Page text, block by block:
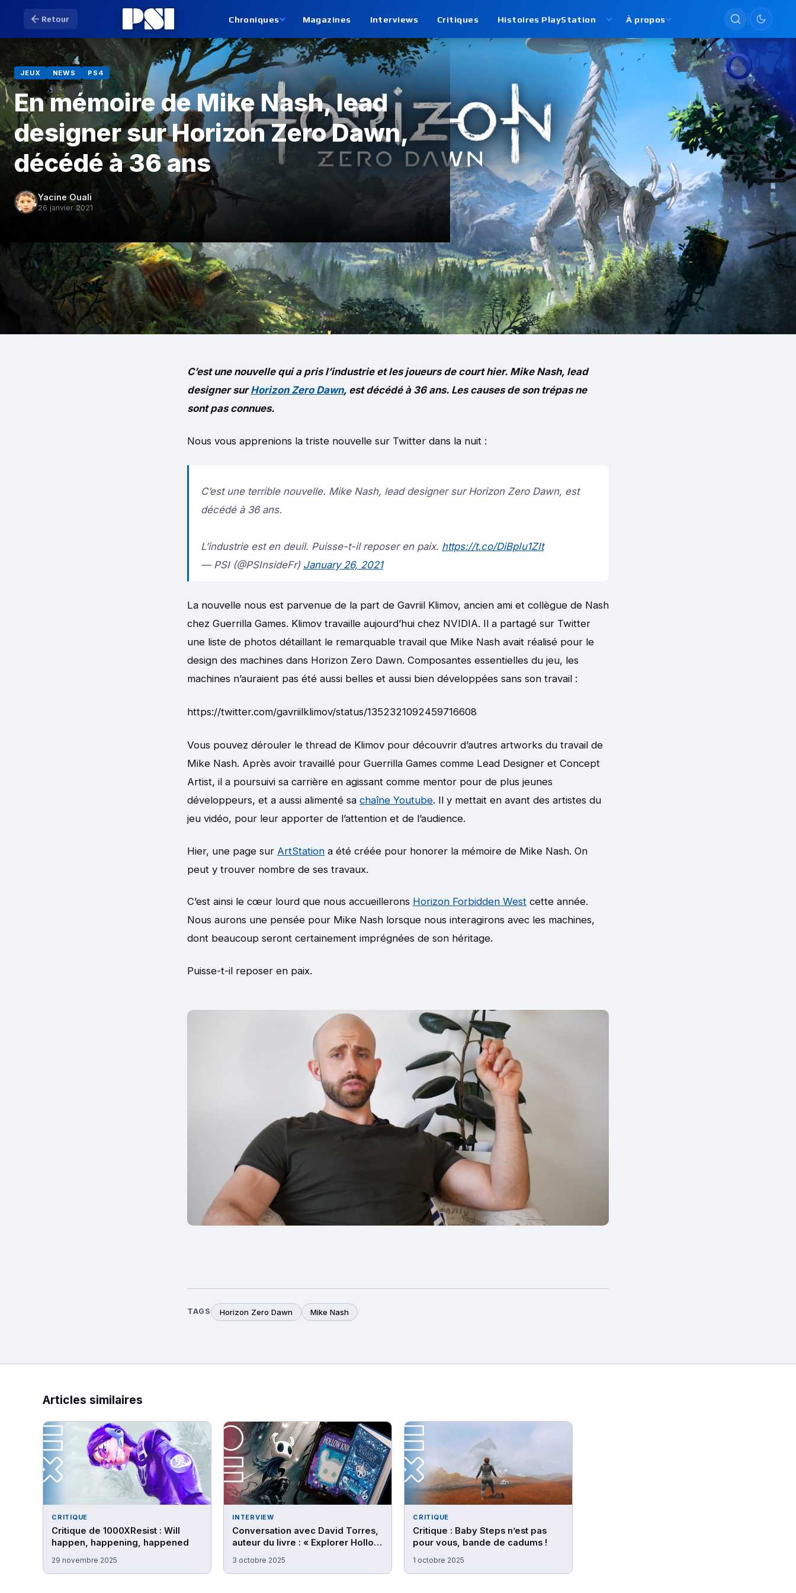
Retour Chroniques Magazines Interviews Critiques Histoires PlayStation À propos Passer
JEUX NEWS PS4
En mémoire de Mike Nash, lead
designer sur Horizon Zero Dawn,
décédé à 36 ans
Yacine Ouali
26 janvier 2021
C’est une nouvelle qui a pris l’industrie et les joueurs de court hier. Mike Nash, lead
designer surHorizon Zero Dawn, est décédé à 36 ans. Les causes de son trépas ne
sont pas connues.
Nous vous apprenions la triste nouvelle sur Twitter dans la nuit :
C’est une terrible nouvelle. Mike Nash, lead designer sur Horizon Zero Dawn, est
décédé à 36 ans.
L’industrie est en deuil. Puisse-t-il reposer en paix. https://t.co/DiBpIu1ZIt
— PSI (@PSInsideFr) January 26, 2021
La nouvelle nous est parvenue de la part de Gavriil Klimov, ancien ami et collègue de Nash
chez Guerrilla Games. Klimov travaille aujourd’hui chez NVIDIA. Il a partagé sur Twitter
une liste de photos détaillant le remarquable travail que Mike Nash avait réalisé pour le
design des machines dans Horizon Zero Dawn. Composantes essentielles du jeu, les
machines n’auraient pas été aussi belles et aussi bien développées sans son travail :
https://twitter.com/gavriilklimov/status/1352321092459716608
Vous pouvez dérouler le thread de Klimov pour découvrir d’autres artworks du travail de
Mike Nash. Après avoir travaillé pour Guerrilla Games comme Lead Designer et Concept
Artist, il a poursuivi sa carrière en agissant comme mentor pour de plus jeunes
développeurs, et a aussi alimenté sa chaîne Youtube. Il y mettait en avant des artistes du
jeu vidéo, pour leur apporter de l’attention et de l’audience.
Hier, une page sur ArtStation a été créée pour honorer la mémoire de Mike Nash. On
peut y trouver nombre de ses travaux.
C’est ainsi le cœur lourd que nous accueillerons Horizon Forbidden West cette année.
Nous aurons une pensée pour Mike Nash lorsque nous interagirons avec les machines,
dont beaucoup seront certainement imprégnées de son héritage.
Puisse-t-il reposer en paix.
TAGS Horizon Zero Dawn Mike Nash
Articles similaires
CRITIQUE
Critique de 1000XResist : Will
happen, happening, happened
29 novembre 2025
INTERVIEW
Conversation avec David Torres,
auteur du livre : « Explorer Hollow
3 octobre 2025
CRITIQUE
Critique : Baby Steps n’est pas
pour vous, bande de cadums !
1 octobre 2025